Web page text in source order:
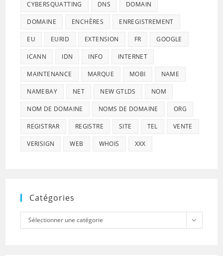
CYBERSQUATTING DNS DOMAIN
DOMAINE ENCHÈRES ENREGISTREMENT
EU EURID EXTENSION FR GOOGLE
ICANN IDN INFO INTERNET
MAINTENANCE MARQUE MOBI NAME
NAMEBAY NET NEW GTLDS NOM
NOM DE DOMAINE NOMS DE DOMAINE ORG
REGISTRAR REGISTRE SITE TEL VENTE
VERISIGN WEB WHOIS XXX
Catégories
Catégories
Sélectionner une catégorie